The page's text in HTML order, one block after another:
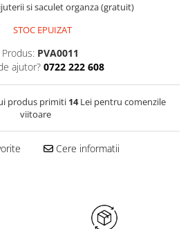
si saculet organza (gratuit)
STOC EPUIZAT
PVA0011
ajutor? 0722 222 608
produs primiti 14Lei pentru comenzile
viitoare
Cere informatii